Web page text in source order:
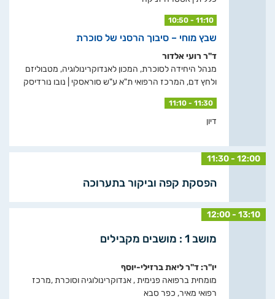
10:50 - 11:10
שבץ מוחי – סיבוך הרסני של סוכרת
ד"ר רועי אלדור
מנהל היחידה לסוכרת, המכון לאנדוקרינולוגיה, מטבוליזם
ולחץ דם, המרכז הרפואי ת"א ע"ש סוראסקי | נובו נורדיסק
11:10 - 11:30
דיון
11:30 - 12:00
הפסקת קפה וביקור בתערוכה
12:00 - 13:10
מושב 1 : מושבים מקבילים
יו"ר: ד"ר ליאת ברזילי-יוסף
מומחית ברפואה פנימית , אנדוקרינולוגיה וסוכרת ,מרכז
רפואי מאיר, כפר סבא